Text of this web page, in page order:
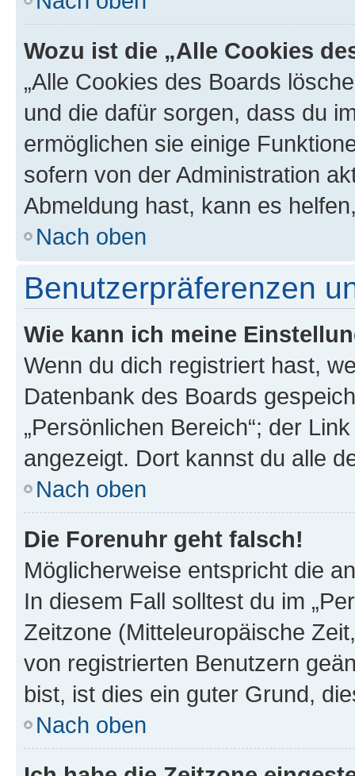
Wozu ist die „Alle Cookies
„Alle Cookies des Boards
und die dafür sorgen, dass du
ermöglichen sie einige
sofern von der Administration
Abmeldung hast, kann es
Nach oben
Benutzerpräferenzen
Wie kann ich meine
Wenn du dich registriert hast,
Datenbank des Boards
„Persönlichen Bereich“; der
angezeigt. Dort kannst du alle
Nach oben
Die Forenuhr geht falsch!
Möglicherweise entspricht die
In diesem Fall solltest du im
Zeitzone (Mitteleuropäische
von registrierten Benutzern
bist, ist dies ein guter Grund,
Nach oben